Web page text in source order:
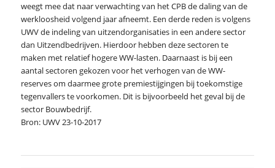
weegt mee dat naar verwachting van het CPB de daling van de
werkloosheid volgend jaar afneemt. Een derde reden is volgens
UWV de indeling van uitzendorganisaties in een andere sector
dan Uitzendbedrijven. Hierdoor hebben deze sectoren te
maken met relatief hogere WW-lasten. Daarnaast is bij een
aantal sectoren gekozen voor het verhogen van de WW-
reserves om daarmee grote premiestijgingen bij toekomstige
tegenvallers te voorkomen. Dit is bijvoorbeeld het geval bij de
sector Bouwbedrijf.
Bron: UWV 23-10-2017